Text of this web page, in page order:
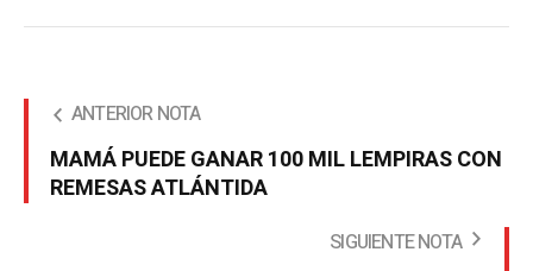
ANTERIOR NOTA
MAMÁ PUEDE GANAR 100 MIL LEMPIRAS CON
REMESAS ATLÁNTIDA
SIGUIENTE NOTA